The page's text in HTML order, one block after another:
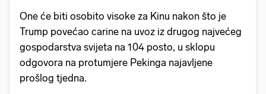
One će biti osobito visoke za Kinu nakon što je
Trump povećao carine na uvoz iz drugog najvećeg
gospodarstva svijeta na 104 posto, u sklopu
odgovora na protumjere Pekinga najavljene
prošlog tjedna.